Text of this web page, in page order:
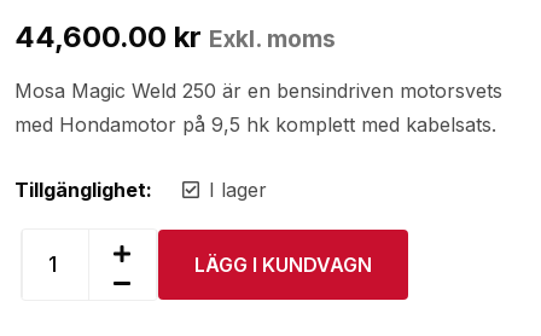
44,600.00 kr Exkl. moms
Mosa Magic Weld 250 är en bensindriven motorsvets
med Hondamotor på 9,5 hk komplett med kabelsats.
Tillgänglighet: I lager
LÄGG I KUNDVAGN